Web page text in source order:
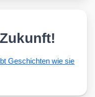
Geschich­ten wie sie